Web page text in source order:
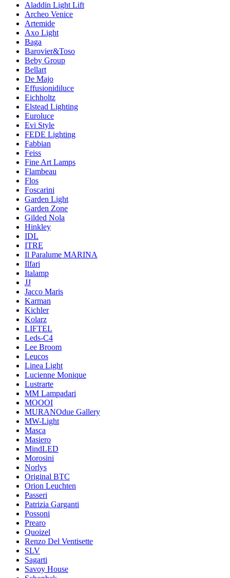
Aladdin Light Lift
Archeo Venice
Artemide
Axo Light
Baga
Barovier&Toso
Beby Group
Bellart
De Majo
Effusionidiluce
Eichholtz
Elstead Lighting
Euroluce
Evi Style
FEDE Lighting
Fabbian
Feiss
Fine Art Lamps
Flambeau
Flos
Foscarini
Garden Light
Garden Zone
Gilded Nola
Hinkley
IDL
ITRE
Il Paralume MARINA
Ilfari
Italamp
JJ
Jacco Maris
Karman
Kichler
Kolarz
LIFTEL
Leds-C4
Lee Broom
Leucos
Linea Light
Lucienne Monique
Lustrarte
MM Lampadari
MOOOI
MURANOdue Gallery
MW-Light
Masca
Masiero
MindLED
Morosini
Norlys
Original BTC
Orion Leuchten
Passeri
Patrizia Garganti
Possoni
Prearo
Quoizel
Renzo Del Ventisette
SLV
Sagarti
Savoy House